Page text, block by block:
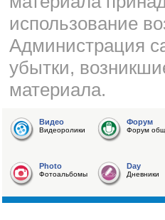
использование
Администрация
убытки,
материала.
Видео
Видеоролики
Форум
Форум
Photo
Фотоальбомы
Day
Дневники